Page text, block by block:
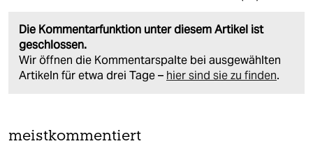
Die Kommentarfunktion unter diesem Artikel ist
geschlossen.
Wir öffnen die Kommentarspalte bei ausgewählten
Artikeln für etwa drei Tage – hier sind sie zu finden.
meistkommentiert